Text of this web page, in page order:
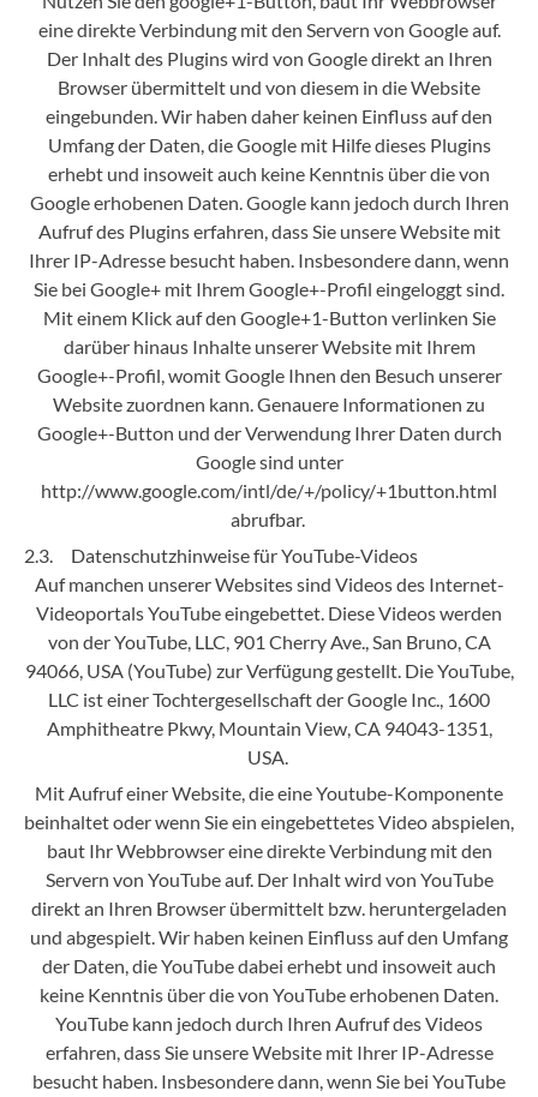
eine direkte Verbindung mit den Servern von Google auf.
Der Inhalt des Plugins wird von Google direkt an Ihren
Browser übermittelt und von diesem in die Website
eingebunden. Wir haben daher keinen Einfluss auf den
Umfang der Daten, die Google mit Hilfe dieses Plugins
erhebt und insoweit auch keine Kenntnis über die von
Google erhobenen Daten. Google kann jedoch durch Ihren
Aufruf des Plugins erfahren, dass Sie unsere Website mit
Ihrer IP-Adresse besucht haben. Insbesondere dann, wenn
Sie bei Google+ mit Ihrem Google+-Profil eingeloggt sind.
Mit einem Klick auf den Google+1-Button verlinken Sie
darüber hinaus Inhalte unserer Website mit Ihrem
Google+-Profil, womit Google Ihnen den Besuch unserer
Website zuordnen kann. Genauere Informationen zu
Google+-Button und der Verwendung Ihrer Daten durch
Google sind unter
http://www.google.com/intl/de/+/policy/+1button.html
abrufbar.
2.3. Datenschutzhinweise für YouTube-Videos
Auf manchen unserer Websites sind Videos des Internet-
Videoportals YouTube eingebettet. Diese Videos werden
von der YouTube, LLC, 901 Cherry Ave., San Bruno, CA
94066, USA (YouTube) zur Verfügung gestellt. Die YouTube,
LLC ist einer Tochtergesellschaft der Google Inc., 1600
Amphitheatre Pkwy, Mountain View, CA 94043-1351,
USA.
Mit Aufruf einer Website, die eine Youtube-Komponente
beinhaltet oder wenn Sie ein eingebettetes Video abspielen,
baut Ihr Webbrowser eine direkte Verbindung mit den
Servern von YouTube auf. Der Inhalt wird von YouTube
direkt an Ihren Browser übermittelt bzw. heruntergeladen
und abgespielt. Wir haben keinen Einfluss auf den Umfang
der Daten, die YouTube dabei erhebt und insoweit auch
keine Kenntnis über die von YouTube erhobenen Daten.
YouTube kann jedoch durch Ihren Aufruf des Videos
erfahren, dass Sie unsere Website mit Ihrer IP-Adresse
besucht haben. Insbesondere dann, wenn Sie bei YouTube